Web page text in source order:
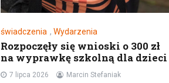
świadczenia ,Wydarzenia
Rozpoczęły się wnioski o 300 zł
na wyprawkę szkolną dla dzieci
7 lipca 2026 Marcin Stefaniak